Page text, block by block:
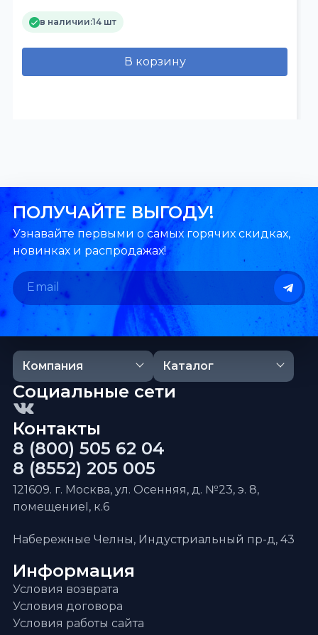
в наличии:14 шт
В корзину
ПОЛУЧАЙТЕ ВЫГОДУ!
Узнавайте первыми о самых горячих скидках,
новинках и распродажах!
Компания Каталог
Информация
Условия возврата
Условия договора
Условия работы сайта
Контакты
8 (800) 505 62 04
8 (8552) 205 005
121609. г. Москва, ул. Осенняя, д. №23, э. 8,
помещениеI, к.6
Набережные Челны, Индустриальный пр-д, 43
Социальные сети